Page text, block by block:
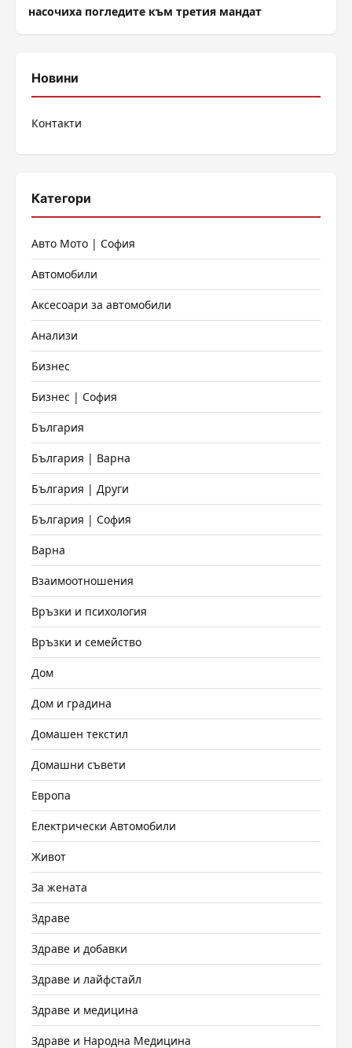
насочиха погледите към третия мандат
Новини
Контакти
Категори
Авто Мото | София
Автомобили
Аксесоари за автомобили
Анализи
Бизнес
Бизнес | София
България
България | Варна
България | Други
България | София
Варна
Взаимоотношения
Връзки и психология
Връзки и семейство
Дом
Дом и градина
Домашен текстил
Домашни съвети
Европа
Електрически Автомобили
Живот
За жената
Здраве
Здраве и добавки
Здраве и лайфстайл
Здраве и медицина
Здраве и Народна Медицина